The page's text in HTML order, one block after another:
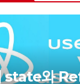
state와